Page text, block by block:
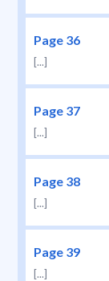
Page 36
[...]
Page 37
[...]
Page 38
[...]
Page 39
[...]